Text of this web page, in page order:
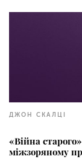
ДЖОН СКАЛЦІ
«Війна
міжзоряному